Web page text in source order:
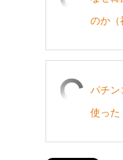
のか（
パチン
使った